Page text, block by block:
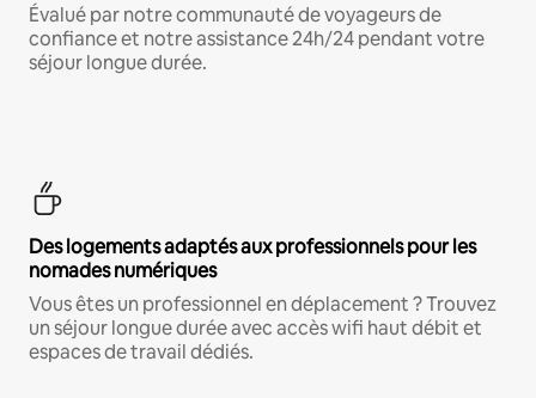
Évalué par notre communauté de voyageurs de
confiance et notre assistance 24h/24 pendant votre
séjour longue durée.
Des logements adaptés aux professionnels pour les
nomades numériques
Vous êtes un professionnel en déplacement ? Trouvez
un séjour longue durée avec accès wifi haut débit et
espaces de travail dédiés.